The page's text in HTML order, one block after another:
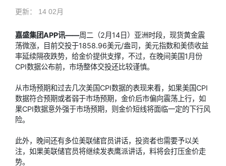
更新： 14 02月
嘉盛集团APP讯——周二（2月14日）亚洲时段， 现货黄金震
荡微涨，目前交投于1858.96美元/盎司， 美元指数和美债收益
率延续隔夜跌势，给金价提供支撑，不过，在晚间美国1月份
CPI数据公布前，市场整体交投还比较谨慎。
从市场预期和过去几次美国CPI数据的表现来看，如果美国CPI
数据符合预期或者弱于市场预期，金价后市偏向震荡上行，如
果CPI数据意外强于市场预期，则金价短线将面临一定的下行风
险。
此外，晚间还有多位美联储官员讲话，投资者也需要予以关
注，如果美联储官员将继续发表鹰派讲话，料将会打压金价走
势。